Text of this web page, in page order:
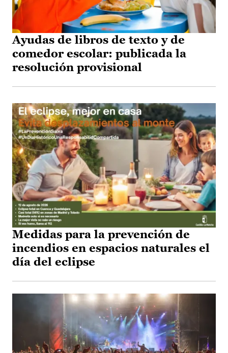
Ayudas de libros de texto y de
comedor escolar: publicada la
resolución provisional
Medidas para la prevención de
incendios en espacios naturales el
día del eclipse